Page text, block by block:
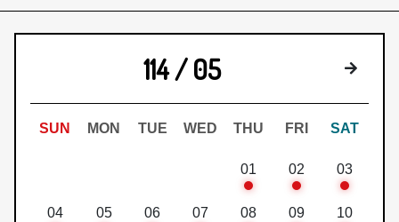
114 / 05 下個月
SUN MON TUE WED THU FRI SAT
01 02 03
04 05 06 07 08 09 10